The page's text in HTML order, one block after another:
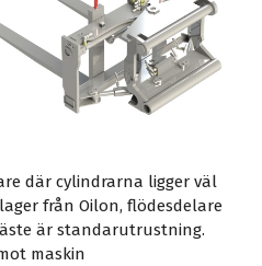
där cylindrarna ligger väl
från Oilon, flödesdelare
är standarutrustning.
maskin